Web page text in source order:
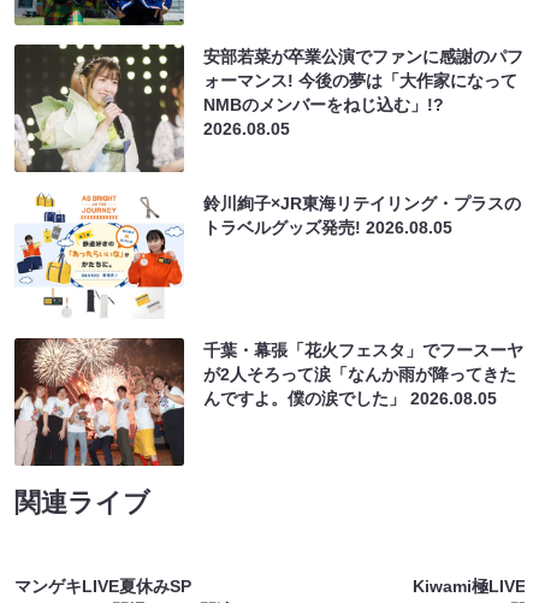
安部若菜が卒業公演でファンに感謝のパフ
ォーマンス! 今後の夢は「大作家になって
NMBのメンバーをねじ込む」!?
2026.08.05
鈴川絢子×JR東海リテイリング・プラスの
トラベルグッズ発売!2026.08.05
千葉・幕張「花火フェスタ」でフースーヤ
が2人そろって涙「なんか雨が降ってきた
んですよ。僕の涙でした」2026.08.05
関連ライブ